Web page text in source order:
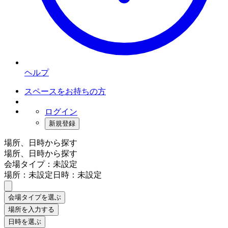
ヘルプ
スペースをお持ちの方
ログイン
新規登録
場所、日時から探す
場所、日時から探す
会場タイプ：未設定
場所：未設定日時：未設定
会場タイプを選ぶ
場所を入力する
日時を選ぶ